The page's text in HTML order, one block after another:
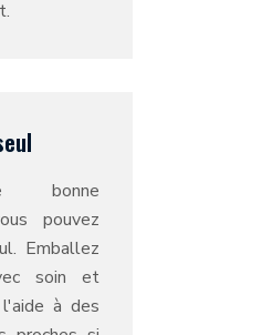
bonne
pouvez
Emballez
soin et
à des